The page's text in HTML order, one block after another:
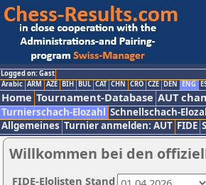
Logged on: Gast
Arabic ARM AZE BIH BUL CAT CHN CRO CZE DEN ENG
Home Tournament-Database AUT
Turnierschach-Elozahl Schnellschach-
Allgemeines Turnier anmelden: AUT FIDE
Willkommen bei den
FIDE-Elolisten Stand